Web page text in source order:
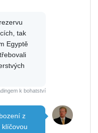
tak
Egyptě
k bohatství
z